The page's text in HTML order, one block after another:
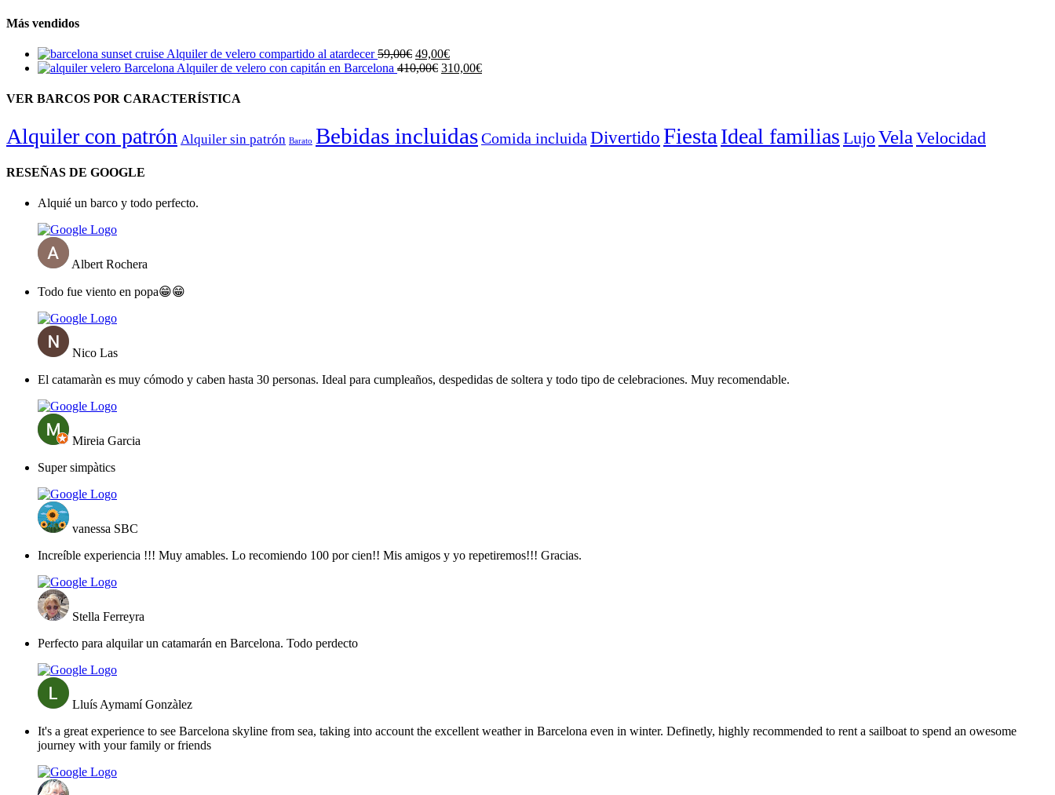
Más vendidos
Alquiler de velero compartido al atardecer 59,00€ 49,00€
Alquiler de velero con capitán en Barcelona 410,00€ 310,00€
VER BARCOS POR CARACTERÍSTICA
Alquiler con patrón Alquiler sin patrón Barato Bebidas incluidasComida incluida DivertidoFiesta Ideal familias LujoVela Velocidad
RESEÑAS DE GOOGLE
Alquié un barco y todo perfecto.
Albert Rochera
Todo fue viento en popa😁😁
Nico Las
El catamaràn es muy cómodo y caben hasta 30 personas. Ideal para cumpleaños, despedidas de soltera y todo tipo de celebraciones. Muy recomendable.
Mireia Garcia
Super simpàtics
vanessa SBC
Increíble experiencia !!! Muy amables. Lo recomiendo 100 por cien!! Mis amigos y yo repetiremos!!! Gracias.
Stella Ferreyra
Perfecto para alquilar un catamarán en Barcelona. Todo perdecto
Lluís Aymamí Gonzàlez
It's a great experience to see Barcelona skyline from sea, taking into account the excellent weather in Barcelona even in winter. Definetly, highly recommended to rent a sailboat to spend an owesome
journey with your family or friends